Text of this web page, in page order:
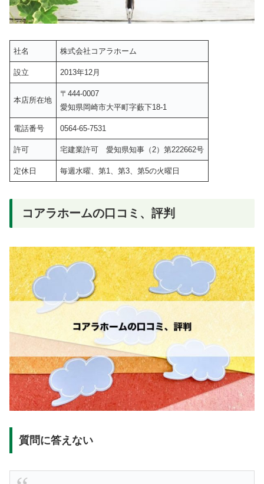
社名 株式会社コアラホーム
設立 2013年12月
本店所在地
〒444-0007
愛知県岡崎市大平町字藪下18-1
電話番号 0564-65-7531
許可 宅建業許可 愛知県知事（2）第222662号
定休日 毎週水曜、第1、第3、第5の火曜日
コアラホームの口コミ、評判
質問に答えない